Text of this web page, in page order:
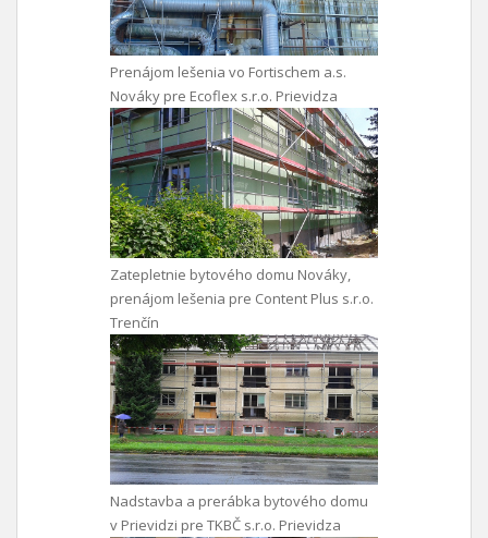
Prenájom lešenia vo Fortischem a.s.
Nováky pre Ecoflex s.r.o. Prievidza
Zatepletnie bytového domu Nováky,
prenájom lešenia pre Content Plus s.r.o.
Trenčín
Nadstavba a prerábka bytového domu
v Prievidzi pre TKBČ s.r.o. Prievidza